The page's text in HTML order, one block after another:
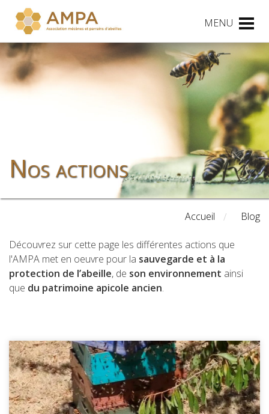
MENU
Nos actions
Accueil Blog
Découvrez sur cette page les différentes actions que
l'AMPA met en oeuvre pour la sauvegarde et à la
protection de l’abeille, de son environnement ainsi
que du patrimoine apicole ancien.